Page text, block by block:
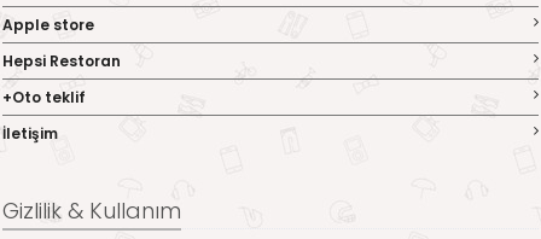
Apple store
Hepsi Restoran
+Oto teklif
İletişim
Gizlilik & Kullanım